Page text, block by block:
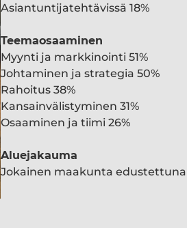
Asiantuntijatehtävissä 18%
Teemaosaaminen
Myynti ja markkinointi 51%
Johtaminen ja strategia 50%
Rahoitus 38%
Kansainvälistyminen 31%
Osaaminen ja tiimi 26%
Aluejakauma
Jokainen maakunta edustettuna